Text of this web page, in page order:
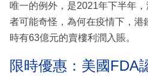
唯一的例外，是2021年下半年
者可能奇怪，為何在疫情下，港
時有63億元的賣樓利潤入賬。
限時優惠：美國FDA